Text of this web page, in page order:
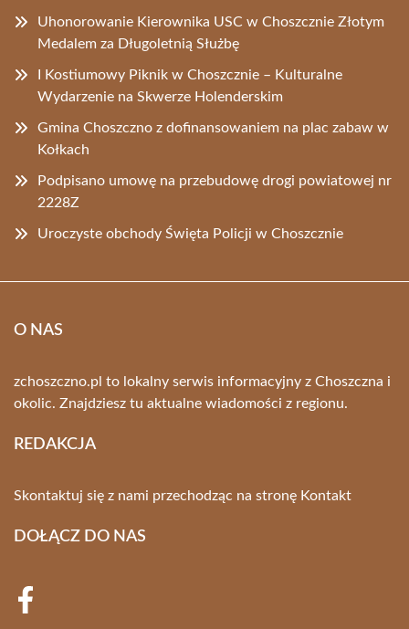
Uhonorowanie Kierownika USC w Choszcznie Złotym
Medalem za Długoletnią Służbę
I Kostiumowy Piknik w Choszcznie – Kulturalne
Wydarzenie na Skwerze Holenderskim
Gmina Choszczno z dofinansowaniem na plac zabaw w
Kołkach
Podpisano umowę na przebudowę drogi powiatowej nr
2228Z
Uroczyste obchody Święta Policji w Choszcznie
O NAS
zchoszczno.pl to lokalny serwis informacyjny z Choszczna i
okolic. Znajdziesz tu aktualne wiadomości z regionu.
REDAKCJA
Skontaktuj się z nami przechodząc na stronę Kontakt
DOŁĄCZ DO NAS